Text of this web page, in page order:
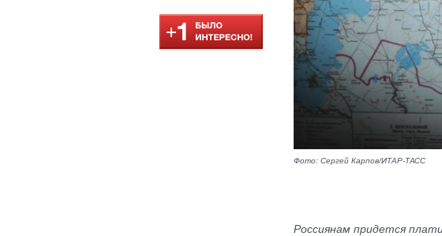
Фото: Сергей Карпов/ИТАР-ТАСС
Россиянам придется